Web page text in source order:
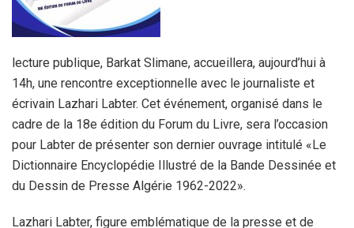
lecture publique, Barkat Slimane, accueillera, aujourd’hui à
14h, une rencontre exceptionnelle avec le journaliste et
écrivain Lazhari Labter. Cet événement, organisé dans le
cadre de la 18e édition du Forum du Livre, sera l’occasion
pour Labter de présenter son dernier ouvrage intitulé «Le
Dictionnaire Encyclopédie Illustré de la Bande Dessinée et
du Dessin de Presse Algérie 1962-2022».
Lazhari Labter, figure emblématique de la presse et de